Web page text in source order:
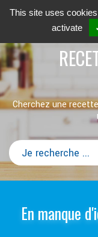
Cherchez une
En manque
This site uses
activate